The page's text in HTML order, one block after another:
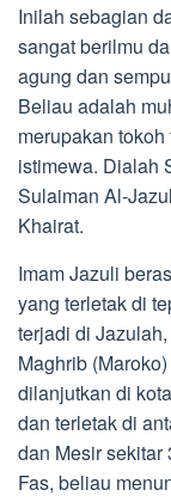
Inilah sebagian
sangat berilmu
agung dan
Beliau adalah
merupakan
istimewa. Dialah
Sulaiman Al-
Khairat.
Imam Jazuli
yang terletak di
terjadi di
Maghrib
dilanjutkan di
dan terletak di
dan Mesir sekitar
Fas, beliau